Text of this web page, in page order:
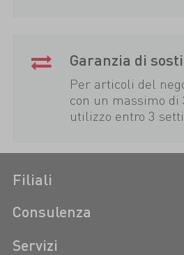
Garanzia di
Per articoli del
con un massimo di
utilizzo entro 3
Filiali
Consulenza
Servizi